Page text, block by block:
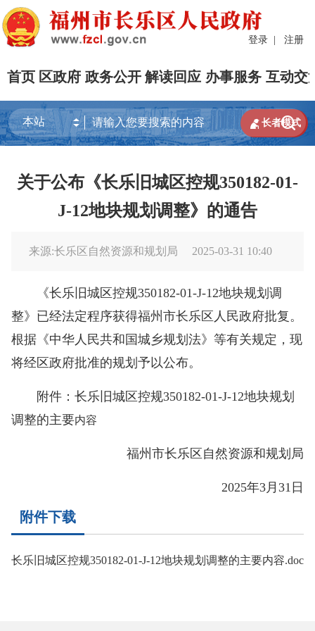
登录 | 注册
首页 区政府 政务公开 解读回应 办事服务 互动交

 长者模式
关于公布《长乐旧城区控规350182-01-
J-12地块规划调整》的通告
来源:长乐区自然资源和规划局 2025-03-31 10:40
《长乐旧城区控规350182-01-J-12地块规划调
整》已经法定程序获得福州市长乐区人民政府批复。
根据《中华人民共和国城乡规划法》等有关规定，现
将经区政府批准的规划予以公布。
附件：长乐旧城区控规350182-01-J-12地块规划
调整的主要内容
福州市长乐区自然资源和规划局
2025年3月31日
附件下载
长乐旧城区控规350182-01-J-12地块规划调整的主要内容.doc